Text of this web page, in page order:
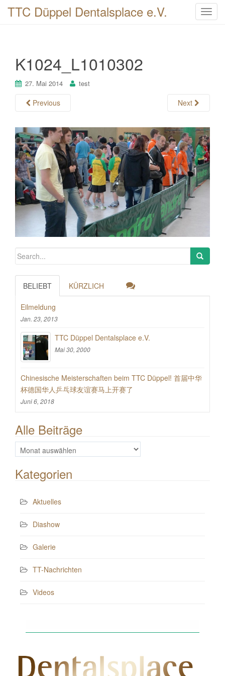
T
g
a
t
i
o
n
TTC Düppel Dentalsplace e.V.
K1024_L1010302
27. Mai 2014 test
Previous Next
BELIEBT KÜRZLICH
Eilmeldung
Jan. 23, 2013
TTC Düppel Dentalsplace e.V.
Mai 30, 2000
Chinesische Meisterschaften beim TTC Düppel! 首届中华
杯德国华人乒乓球友谊赛马上开赛了
Juni 6, 2018
Alle Beiträge
Alle
Beiträge
Kategorien
Aktuelles
Diashow
Galerie
TT-Nachrichten
Videos